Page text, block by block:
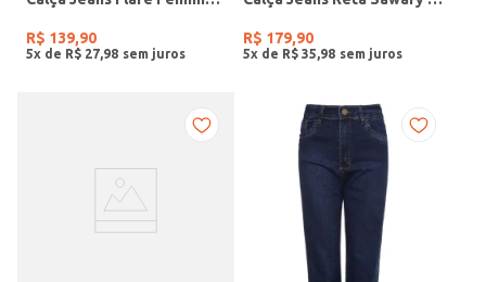
R$ 139,90
5x de R$ 27 98
R$ 179,90
5x de R$ 35 98